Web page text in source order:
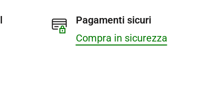
Pagamenti sicuri
Compra in sicurezza